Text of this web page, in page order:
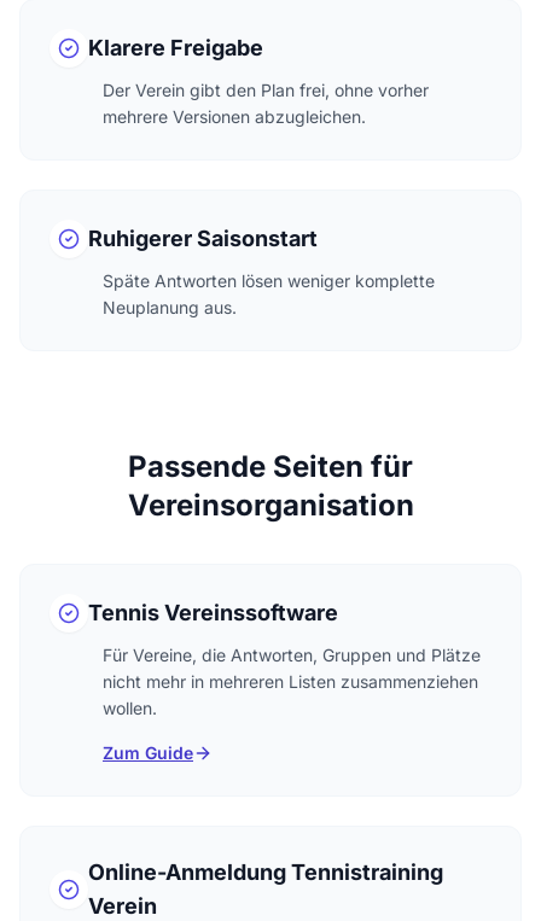
Klarere Freigabe
Der Verein gibt den Plan frei, ohne vorher
mehrere Versionen abzugleichen.
Ruhigerer Saisonstart
Späte Antworten lösen weniger komplette
Neuplanung aus.
Passende Seiten für
Vereinsorganisation
Tennis Vereinssoftware
Für Vereine, die Antworten, Gruppen und Plätze
nicht mehr in mehreren Listen zusammenziehen
wollen.
Zum Guide
Online-Anmeldung Tennistraining
Verein